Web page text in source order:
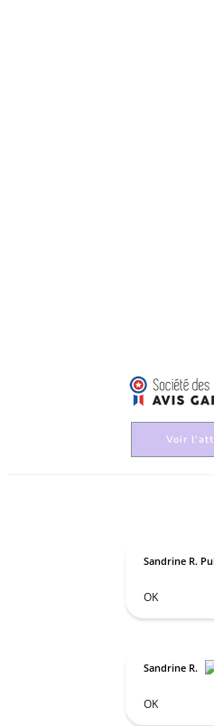
Voir
Sandrine R.
OK
Sandrine R.
OK